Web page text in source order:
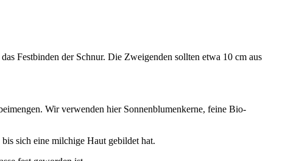
Festbinden der Schnur. Die Zweigenden sollten etwa 10 cm aus
Wir verwenden hier Sonnenblumenkerne, feine Bio-
sich eine milchige Haut gebildet hat.